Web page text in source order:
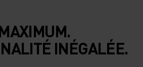
INÉGALÉE.